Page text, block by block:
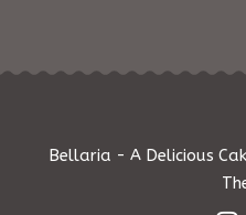
Bellaria - A Delicious